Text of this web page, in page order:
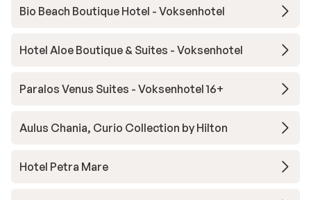
Bio Beach Boutique Hotel - Voksenhotel
Hotel Aloe Boutique & Suites - Voksenhotel
Paralos Venus Suites - Voksenhotel 16+
Aulus Chania, Curio Collection by Hilton
Hotel Petra Mare